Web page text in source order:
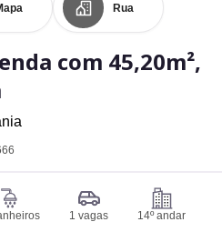
Rua
com 45,20m²,
1 vagas 14º andar